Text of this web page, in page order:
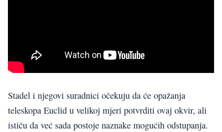
Stadel i njegovi suradnici očekuju da će opažanja
teleskopa Euclid u velikoj mjeri potvrditi ovaj okvir, ali
ističu da već sada postoje naznake mogućih odstupanja.